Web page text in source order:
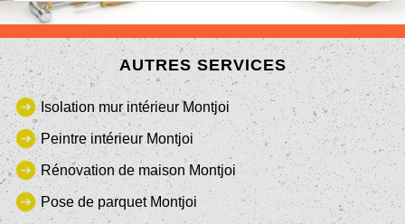
AUTRES SERVICES
Isolation mur intérieur Montjoi
Peintre intérieur Montjoi
Rénovation de maison Montjoi
Pose de parquet Montjoi